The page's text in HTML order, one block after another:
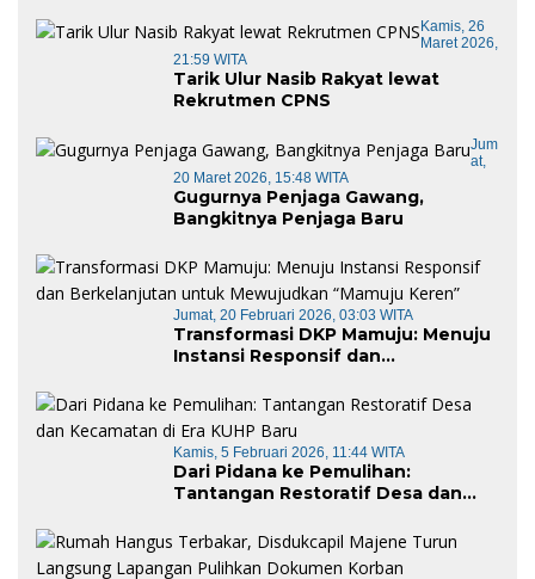
Kamis, 26
Maret 2026,
21:59 WITA
Tarik Ulur Nasib Rakyat lewat
Rekrutmen CPNS
Jum
At,
20 Maret 2026, 15:48 WITA
Gugurnya Penjaga Gawang,
Bangkitnya Penjaga Baru
Jumat, 20 Februari 2026, 03:03 WITA
Transformasi DKP Mamuju: Menuju
Instansi Responsif dan
“Mamuju Keren”
Kamis, 5 Februari 2026, 11:44 WITA
Dari Pidana ke Pemulihan:
Tantangan Restoratif Desa dan